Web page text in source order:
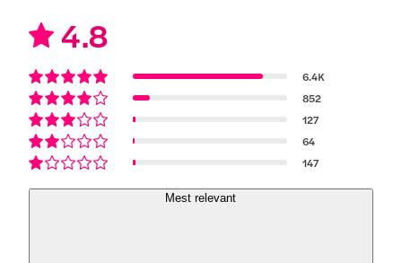
4.8
6.4K
852
127
64
147
Mest relevant